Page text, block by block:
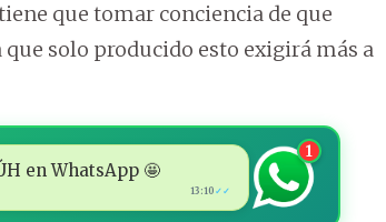
que tomar conciencia de que
solo producido esto exigirá más a
en WhatsApp 🤩
13:10 ✓✓
1